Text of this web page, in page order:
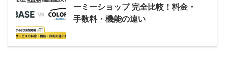
ーミーショップ 完全比較！料金・
手数料・機能の違い